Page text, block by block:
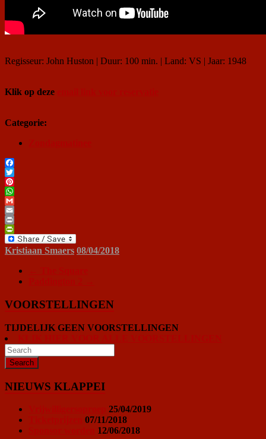
Regisseur: John Huston | Duur: 100 min. | Land: VS | Jaar: 1948
Klik op deze
Categorie:
Facebook
Twitter
Pinterest
WhatsApp
Gmail
Email
Print
PrintFriendly
Kristiaan Smaers 08/04/2018
VOORSTELLINGEN
TIJDELIJK GEEN VOORSTELLINGEN
NIEUWS KLAPPEI
25/04/2019
07/11/2018
12/06/2018